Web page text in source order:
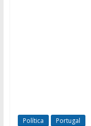
Política Portugal